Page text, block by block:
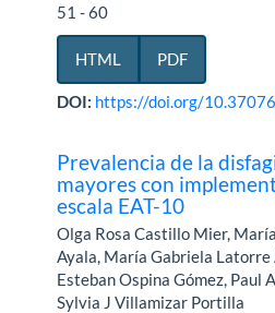
51 - 60
HTML PDF
DOI: https://doi.org/
Prevalencia de la
mayores con
escala EAT-10
Olga Rosa Castillo Mier,
Ayala, María Gabriela Latorre
Esteban Ospina Gómez, Paul
Sylvia J Villamizar Portilla